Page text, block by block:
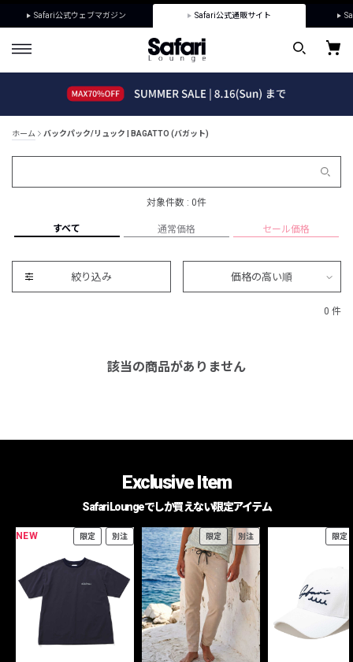
Safari公式ウェブマガジン Safari公式通販サイト
ホーム バックパック/リュック | BAGATTO (バガット)
対象件数 : 0件
すべて 通常価格 セール価格
絞り込み 価格の高い順
0 件
該当の商品がありません
Exclusive Item
Safari Loungeでしか買えない限定アイテム
NEW 限定 別注 限定 別注 限定